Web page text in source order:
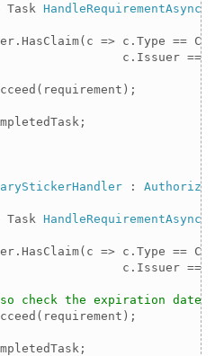
Task HandleRequirementAsync
=> c.Type ==
c.Issuer ==
:
Task HandleRequirementAsync
=> c.Type ==
c.Issuer ==
check the expiration date